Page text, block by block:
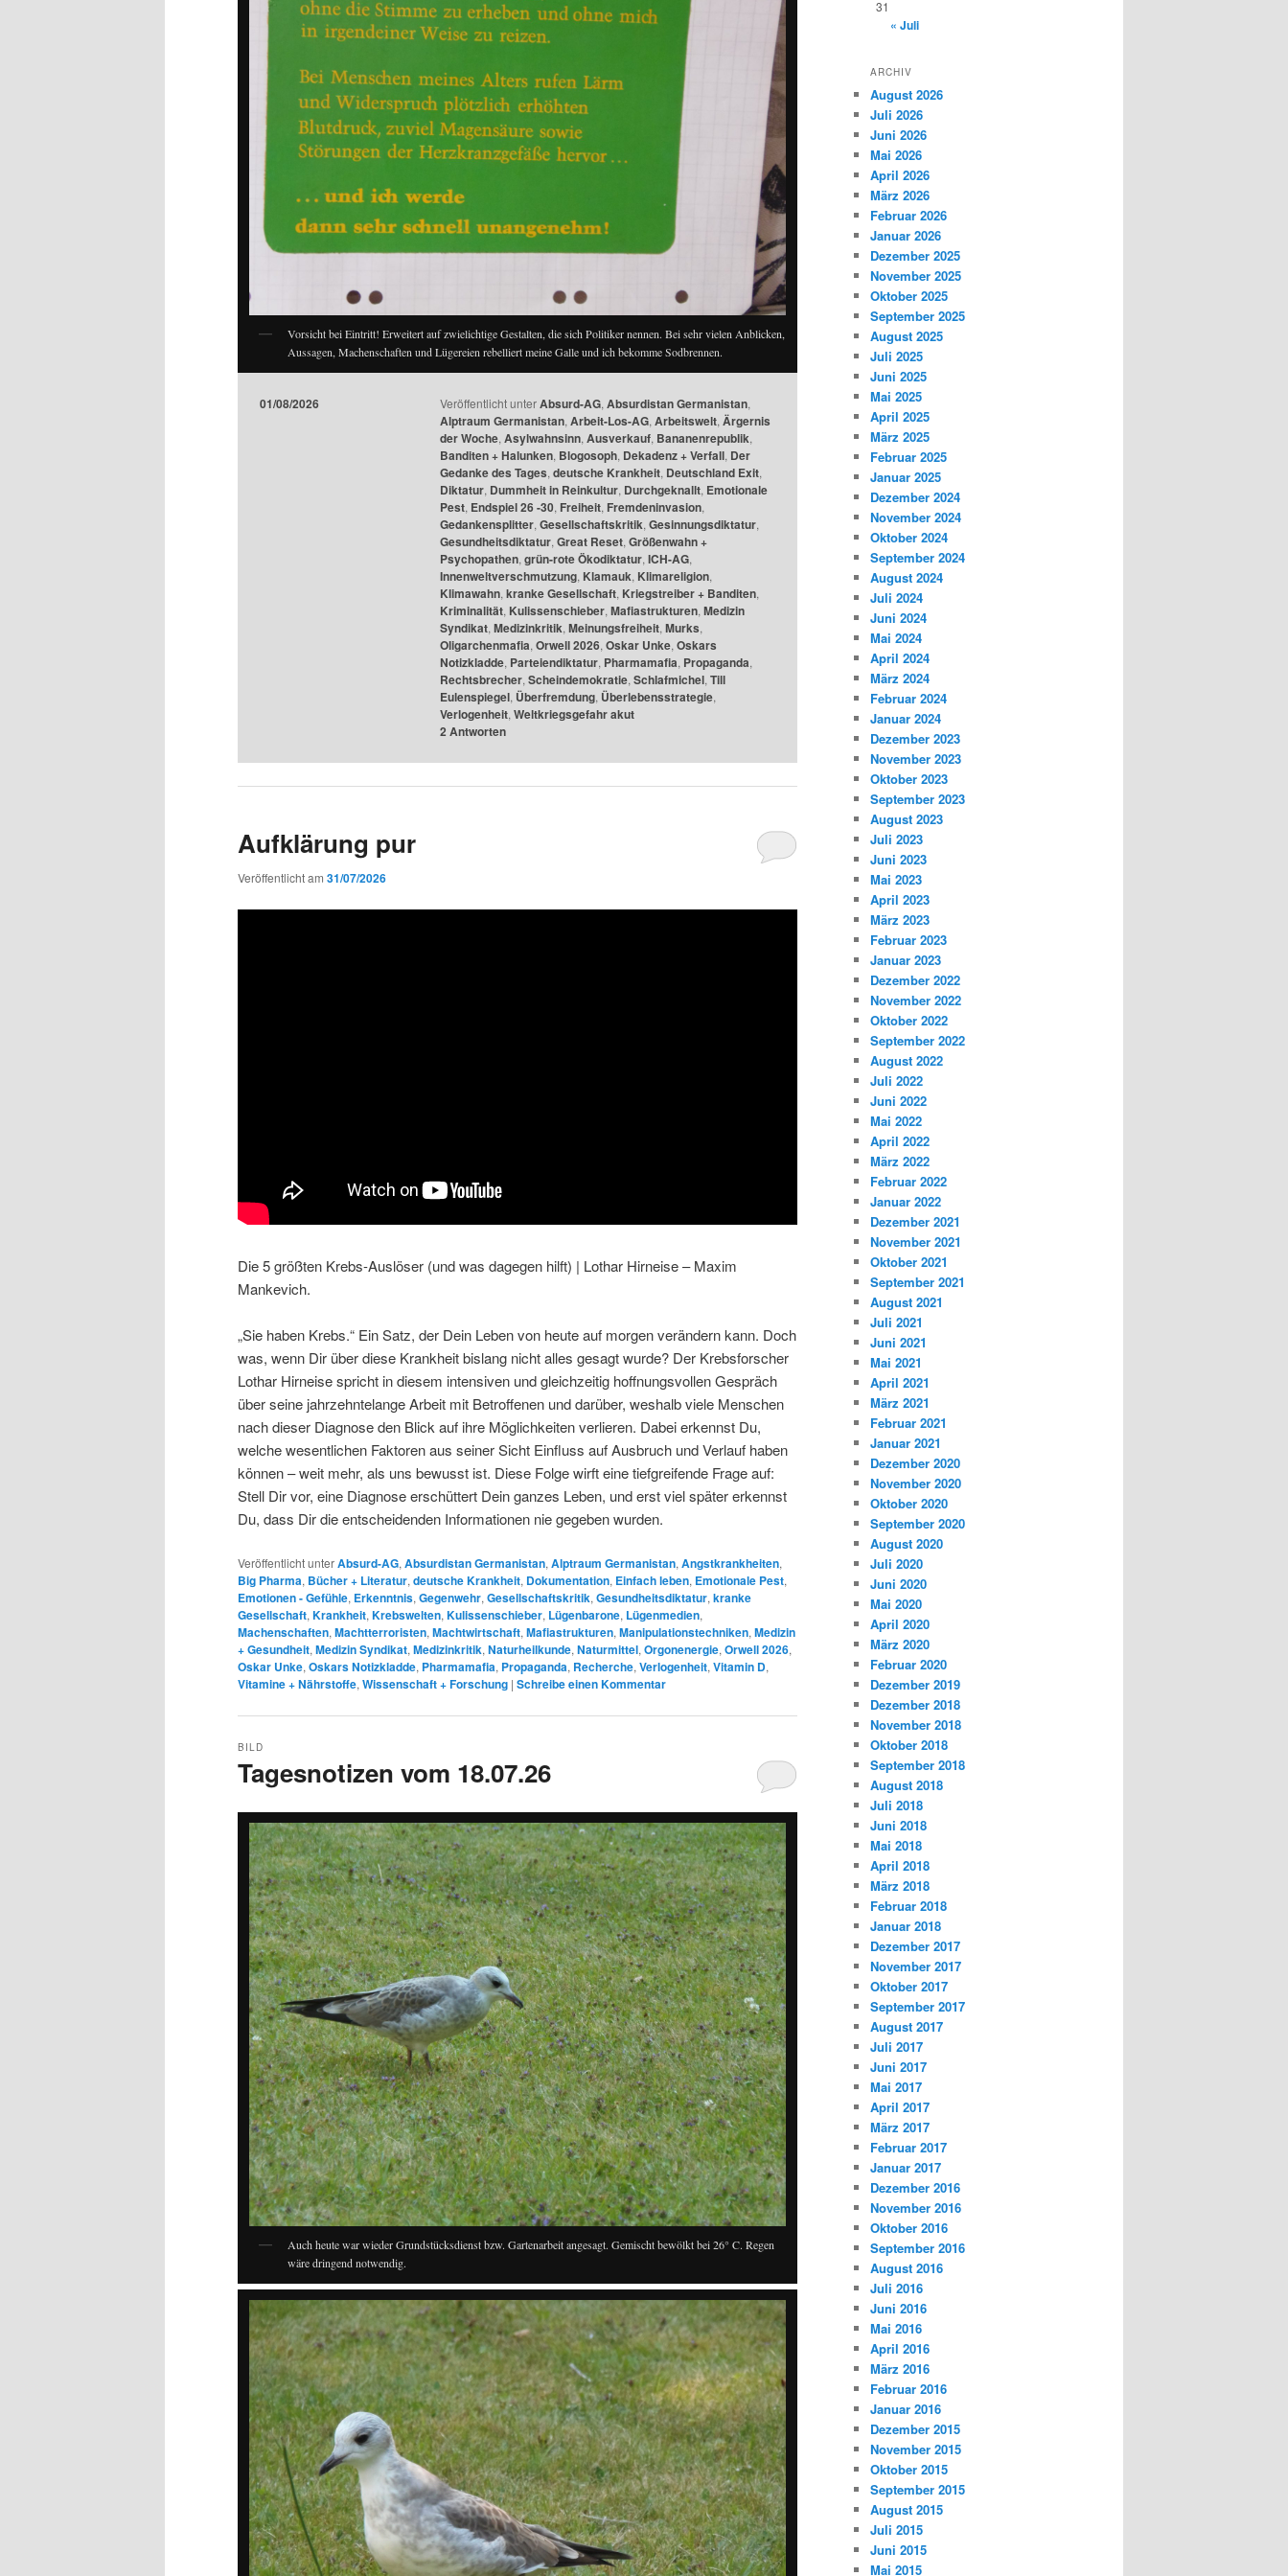
Vorsicht bei Eintritt! Erweitert auf zwielichtige Gestalten, die sich Politiker nennen. Bei sehr vielen Anblicken,
Aussagen, Machenschaften und Lügereien rebelliert meine Galle und ich bekomme Sodbrennen.
01/08/2026 Veröffentlicht unter Absurd-AG,Absurdistan Germanistan,
Alptraum Germanistan,Arbeit-Los-AG,Arbeitswelt,Ärgernis
der Woche,Asylwahnsinn,Ausverkauf, Bananenrepublik,
Banditen + Halunken, Blogosoph, Dekadenz + Verfall, Der
Gedanke des Tages,deutsche Krankheit, Deutschland Exit,
Diktatur, Dummheit in Reinkultur, Durchgeknallt, Emotionale
Pest, Endspiel 26 -30, Freiheit, Fremdeninvasion,
Gedankensplitter,Gesellschaftskritik,Gesinnungsdiktatur,
Gesundheitsdiktatur,Great Reset,Größenwahn +
Psychopathen,grün-rote Ökodiktatur,ICH-AG,
Innenweltverschmutzung, Klamauk, Klimareligion,
Klimawahn,kranke Gesellschaft, Kriegstreiber + Banditen,
Kriminalität, Kulissenschieber,Mafiastrukturen,Medizin
Syndikat,Medizinkritik,Meinungsfreiheit,Murks,
Oligarchenmafia,Orwell 2026,Oskar Unke,Oskars
Notizkladde, Parteiendiktatur, Pharmamafia, Propaganda,
Rechtsbrecher,Scheindemokratie,Schlafmichel,Till
Eulenspiegel, Überfremdung, Überlebensstrategie,
Verlogenheit,Weltkriegsgefahr akut
2 Antworten
Aufklärung pur
Veröffentlicht am 31/07/2026
Die 5 größten Krebs-Auslöser (und was dagegen hilft) | Lothar Hirneise – Maxim
Mankevich.
„Sie haben Krebs.“ Ein Satz, der Dein Leben von heute auf morgen verändern kann. Doch
was, wenn Dir über diese Krankheit bislang nicht alles gesagt wurde? Der Krebsforscher
Lothar Hirneise spricht in diesem intensiven und gleichzeitig hoffnungsvollen Gespräch
über seine jahrzehntelange Arbeit mit Betroffenen und darüber, weshalb viele Menschen
nach dieser Diagnose den Blick auf ihre Möglichkeiten verlieren. Dabei erkennst Du,
welche wesentlichen Faktoren aus seiner Sicht Einfluss auf Ausbruch und Verlauf haben
können – weit mehr, als uns bewusst ist. Diese Folge wirft eine tiefgreifende Frage auf:
Stell Dir vor, eine Diagnose erschüttert Dein ganzes Leben, und erst viel später erkennst
Du, dass Dir die entscheidenden Informationen nie gegeben wurden.
Veröffentlicht unterAbsurd-AG, Absurdistan Germanistan, Alptraum Germanistan, Angstkrankheiten,
Big Pharma, Bücher + Literatur, deutsche Krankheit, Dokumentation, Einfach leben, Emotionale Pest,
Emotionen - Gefühle, Erkenntnis, Gegenwehr, Gesellschaftskritik, Gesundheitsdiktatur, kranke
Gesellschaft, Krankheit, Krebswelten, Kulissenschieber, Lügenbarone, Lügenmedien,
Machenschaften, Machtterroristen, Machtwirtschaft, Mafiastrukturen, Manipulationstechniken, Medizin
+ Gesundheit, Medizin Syndikat, Medizinkritik, Naturheilkunde, Naturmittel, Orgonenergie, Orwell 2026,
Oskar Unke, Oskars Notizkladde, Pharmamafia, Propaganda, Recherche, Verlogenheit, Vitamin D,
Vitamine + Nährstoffe, Wissenschaft + Forschung | Schreibe einen Kommentar
Tagesnotizen vom 18.07.26
BILD
Auch heute war wieder Grundstücksdienst bzw. Gartenarbeit angesagt. Gemischt bewölkt bei 26° C. Regen
wäre dringend notwendig.
31
« Juli
ARCHIV
August 2026
Juli 2026
Juni 2026
Mai 2026
April 2026
März 2026
Februar 2026
Januar 2026
Dezember 2025
November 2025
Oktober 2025
September 2025
August 2025
Juli 2025
Juni 2025
Mai 2025
April 2025
März 2025
Februar 2025
Januar 2025
Dezember 2024
November 2024
Oktober 2024
September 2024
August 2024
Juli 2024
Juni 2024
Mai 2024
April 2024
März 2024
Februar 2024
Januar 2024
Dezember 2023
November 2023
Oktober 2023
September 2023
August 2023
Juli 2023
Juni 2023
Mai 2023
April 2023
März 2023
Februar 2023
Januar 2023
Dezember 2022
November 2022
Oktober 2022
September 2022
August 2022
Juli 2022
Juni 2022
Mai 2022
April 2022
März 2022
Februar 2022
Januar 2022
Dezember 2021
November 2021
Oktober 2021
September 2021
August 2021
Juli 2021
Juni 2021
Mai 2021
April 2021
März 2021
Februar 2021
Januar 2021
Dezember 2020
November 2020
Oktober 2020
September 2020
August 2020
Juli 2020
Juni 2020
Mai 2020
April 2020
März 2020
Februar 2020
Dezember 2019
Dezember 2018
November 2018
Oktober 2018
September 2018
August 2018
Juli 2018
Juni 2018
Mai 2018
April 2018
März 2018
Februar 2018
Januar 2018
Dezember 2017
November 2017
Oktober 2017
September 2017
August 2017
Juli 2017
Juni 2017
Mai 2017
April 2017
März 2017
Februar 2017
Januar 2017
Dezember 2016
November 2016
Oktober 2016
September 2016
August 2016
Juli 2016
Juni 2016
Mai 2016
April 2016
März 2016
Februar 2016
Januar 2016
Dezember 2015
November 2015
Oktober 2015
September 2015
August 2015
Juli 2015
Juni 2015
Mai 2015